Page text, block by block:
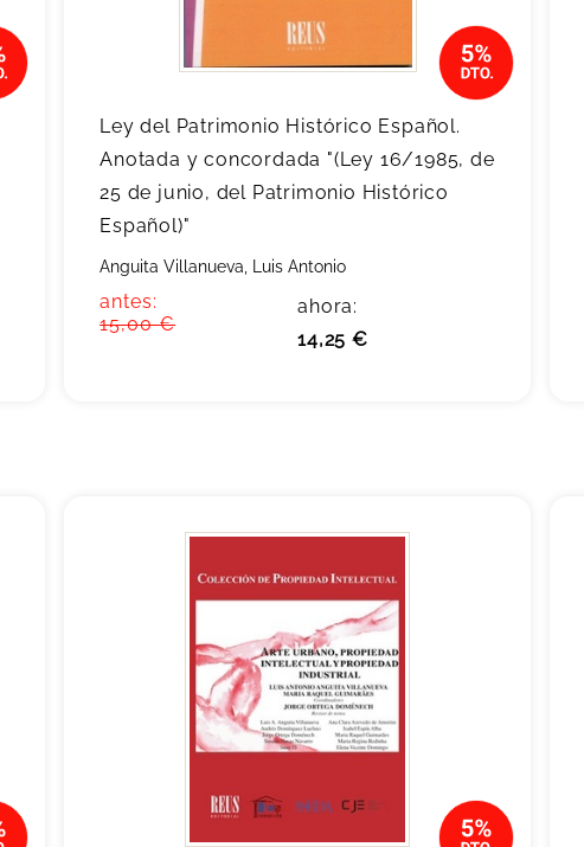
Ley del Patrimonio Histórico Español.
Anotada y concordada "(Ley 16/1985, de
25 de junio, del Patrimonio Histórico
Español)"
Anguita Villanueva, Luis Antonio
antes:
15,00 €
ahora:
14,25 €